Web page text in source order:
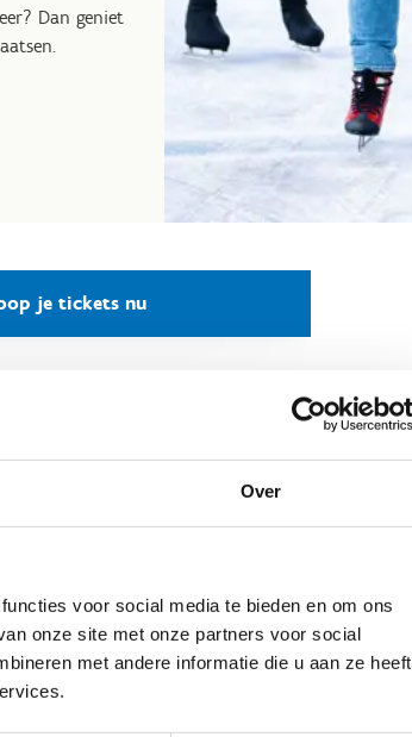
Over
voor social media te bieden en om ons
onze site met onze partners voor social
met andere informatie die u aan ze heeft
Dan geniet
je tickets nu
ben je klaar